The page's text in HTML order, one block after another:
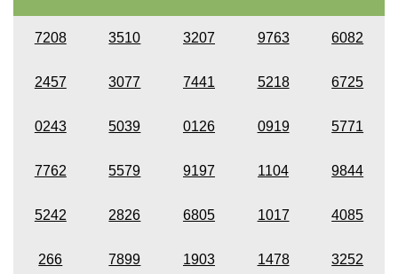
7208 3510 3207 9763 6082
2457 3077 7441 5218 6725
0243 5039 0126 0919 5771
7762 5579 9197 1104 9844
5242 2826 6805 1017 4085
266 7899 1903 1478 3252